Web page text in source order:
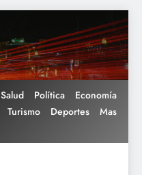
Salud Política
Economía
Turismo Deportes Mas